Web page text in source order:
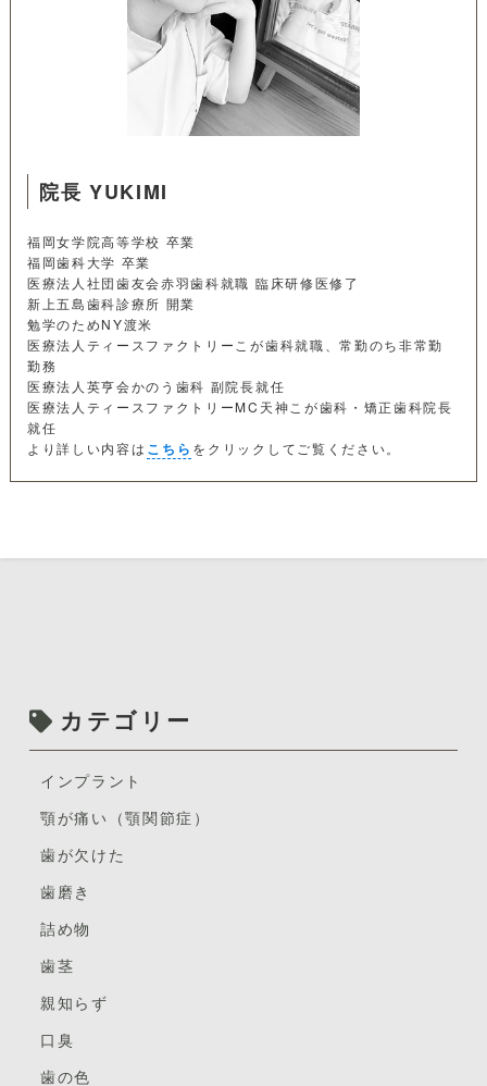
院長 YUKIMI
福岡女学院高等学校 卒業
福岡歯科大学 卒業
医療法人社団歯友会赤羽歯科就職 臨床研修医修了
新上五島歯科診療所 開業
勉学のためNY渡米
医療法人ティースファクトリーこが歯科就職、常勤のち非常勤
勤務
医療法人英亨会かのう歯科 副院長就任
医療法人ティースファクトリーMC天神こが歯科・矯正歯科院長
就任
より詳しい内容は こちら をクリックしてご覧ください。
カテゴリー
インプラント
顎が痛い（顎関節症）
歯が欠けた
歯磨き
詰め物
歯茎
親知らず
口臭
歯の色